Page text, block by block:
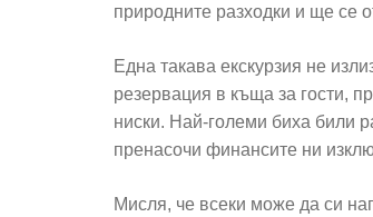
природните разходки и ще се
Една такава екскурзия не
резервация в къща за гости,
ниски. Най-големи биха били
пренасочи финансите ни
Мисля, че всеки може да си